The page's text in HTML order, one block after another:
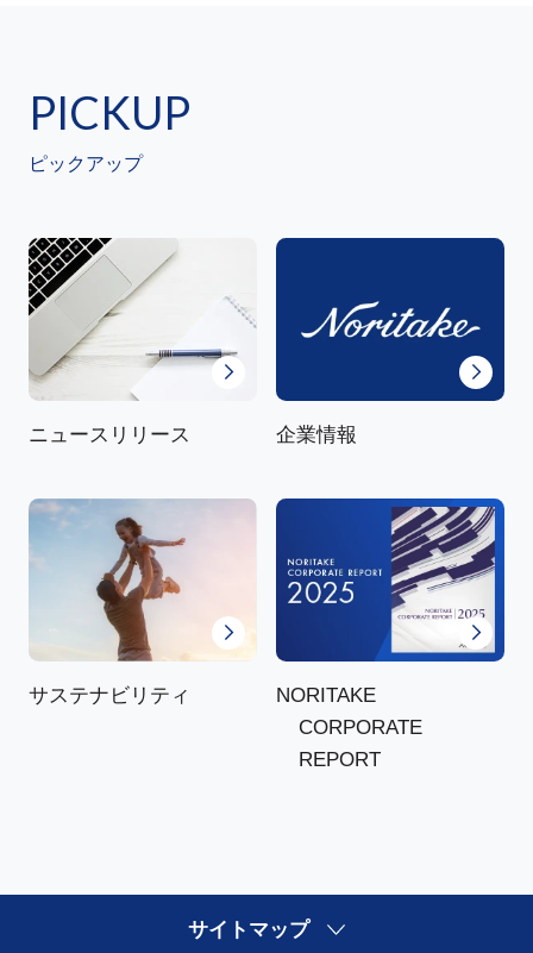
PICKUP
ピックアップ
ニュースリリース 企業情報
サステナビリティ
NORITAKE
CORPORATE
REPORT
サイトマップ